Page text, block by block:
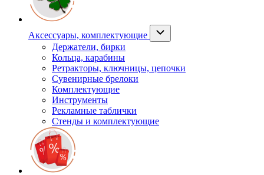
Аксессуары, комплектующие
Держатели, бирки
Кольца, карабины
Ретракторы, ключницы, цепочки
Сувенирные брелоки
Комплектующие
Инструменты
Рекламные таблички
Стенды и комплектующие